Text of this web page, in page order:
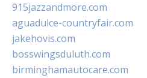
915jazzandmore.com
aguadulce-countryfair.com
jakehovis.com
bosswingsduluth.com
birminghamautocare.com